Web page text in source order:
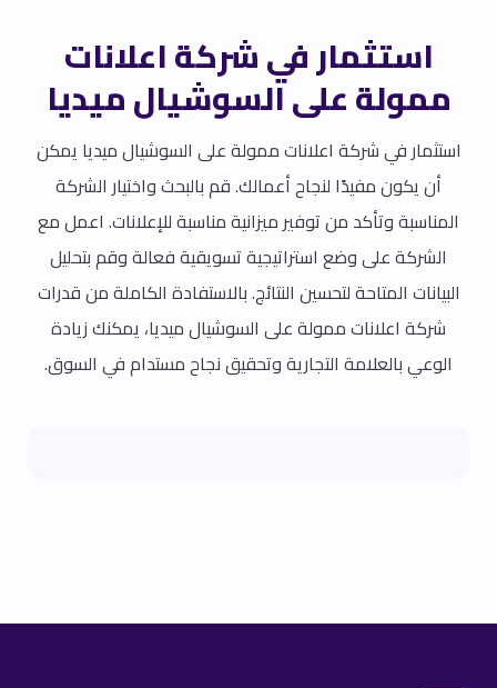
استثمار في شركة اعلانات
ممولة على السوشيال ميديا
استثمار في شركة اعلانات ممولة على السوشيال ميديا يمكن
أن يكون مفيدًا لنجاح أعمالك. قم بالبحث واختيار الشركة
المناسبة وتأكد من توفير ميزانية مناسبة للإعلانات. اعمل مع
الشركة على وضع استراتيجية تسويقية فعالة وقم بتحليل
البيانات المتاحة لتحسين النتائج. بالاستفادة الكاملة من قدرات
شركة اعلانات ممولة على السوشيال ميديا، يمكنك زيادة
الوعي بالعلامة التجارية وتحقيق نجاح مستدام في السوق.